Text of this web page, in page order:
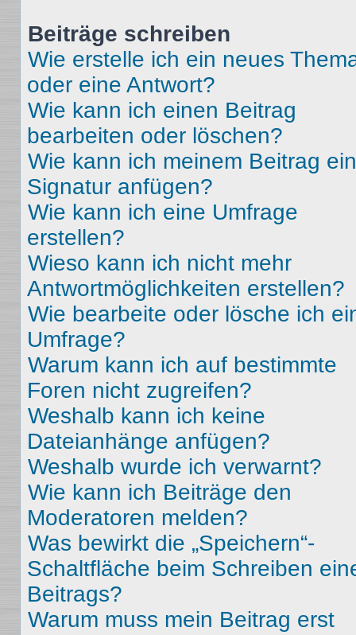
Beiträge schreiben
Wie erstelle ich ein neues
oder eine Antwort?
Wie kann ich einen Beitrag
bearbeiten oder löschen?
Wie kann ich meinem Beitrag
Signatur anfügen?
Wie kann ich eine Umfrage
erstellen?
Wieso kann ich nicht mehr
Antwortmöglichkeiten erstellen?
Wie bearbeite oder lösche ich
Umfrage?
Warum kann ich auf bestimmte
Foren nicht zugreifen?
Weshalb kann ich keine
Dateianhänge anfügen?
Weshalb wurde ich verwarnt?
Wie kann ich Beiträge den
Moderatoren melden?
Was bewirkt die „Speichern“-
Schaltfläche beim Schreiben
Beitrags?
Warum muss mein Beitrag erst